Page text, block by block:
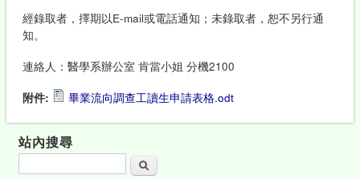
經錄取者，擇期以E-mail或電話通知；未錄取者，恕不另行通
知。
連絡人：醫學系辦公室 肯當小姐 分機2100
附件: 畢業流向調查工讀生申請表格.odt
站內搜尋
搜尋